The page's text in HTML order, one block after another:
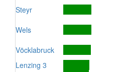
Steyr
Wels
Vöcklabruck
Lenzing 3